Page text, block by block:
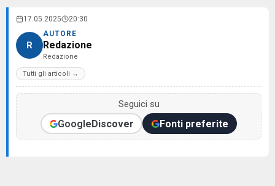
17.05.2025 20:30
R
AUTORE
Redazione
Redazione
Tutti gli articoli →
Seguici su
GoogleDiscover Fonti preferite